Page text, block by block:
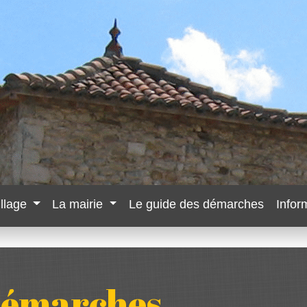
La mairie Le guide des démarches